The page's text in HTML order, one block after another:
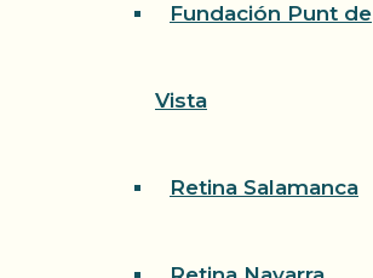
Fundación Punt de
Vista
Retina Salamanca